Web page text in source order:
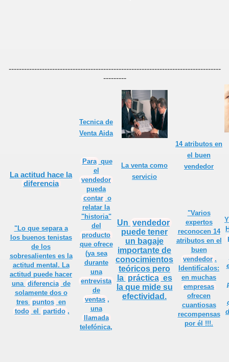
-----------------------------------------------------------------------------------
---------
Laactitud hace la
diferencia
"Lo que separa a
los buenos tenistas
de los
sobresalientes es la
actitud mental. La
actitud puede hacer
una diferencia de
solamente dos o
tres puntos en
todo el partido ,
Tecnica de
Venta Aida
Para que
el
vendedor
pueda
contar o
relatar la
"historia"
del
producto
que ofrece
(ya sea
durante
una
entrevista
de
ventas ,
una
llamada
telefónica,
La venta como
servicio
Un vendedor
puede tener
un bagaje
importante de
conocimientos
teóricos pero
la práctica es
la que mide su
efectividad.
14 atributos en
el buen
vendedor
"Varios
expertos
reconocen 14
atributos en el
buen
vendedor .
Identifícalos:
en muchas
empresas
ofrecen
cuantiosas
recompensas
por él !!!.
estar en la oficina y en el trabajo.
el cliente pide
de Ventas
un Vendedor